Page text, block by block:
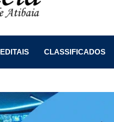
EDITAIS CLASSIFICADOS